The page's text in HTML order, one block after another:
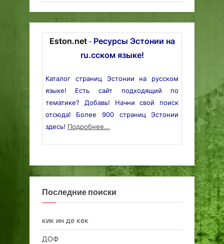
Eston.net- Ресурсы Эстонии на
ru.сском языке!
Каталог страниц Эстонии на русском
языке! Есть сайт подходящий по
тематике? Добавь! Начни свой поиск
отсюда! Более 900 страниц Эстонии
здесь! Подробнее...
Последние поиски
кик ин де кек
ДОФ